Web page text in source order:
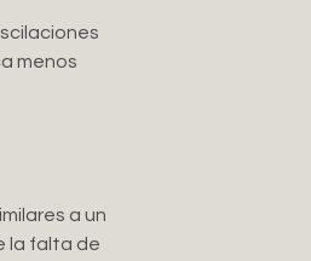
menos
a un
la falta de